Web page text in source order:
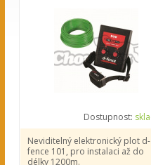
Dostupnost:
Neviditelný elektronický plot d-
fence 101, pro instalaci až do
délky 1200m.